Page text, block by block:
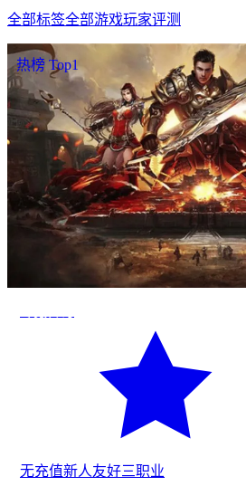
全部标签全部游戏玩家评测
热榜 Top1
无充值新人友好三职业